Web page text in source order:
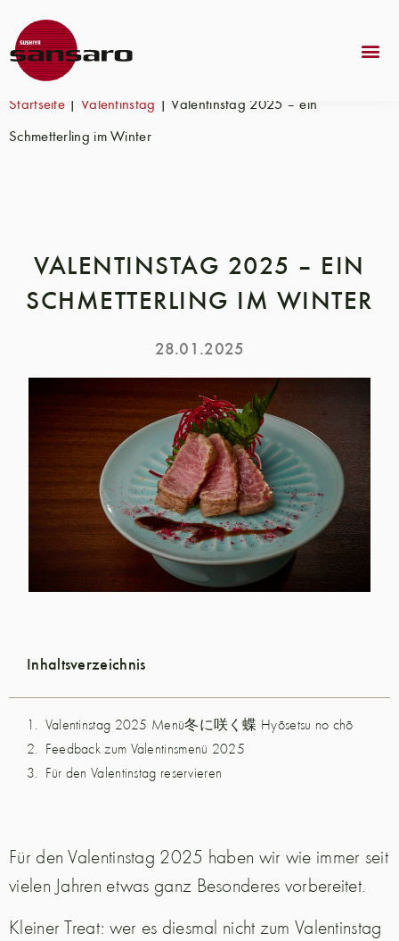
Startseite | Valentinstag | Valentinstag 2025 – ein
Schmetterling im Winter
VALENTINSTAG 2025 – EIN
SCHMETTERLING IM WINTER
28.01.2025
Inhaltsverzeichnis
Valentinstag 2025 Menü冬に咲く蝶 Hyōsetsu no chō
Feedback zum Valentinsmenü 2025
Für den Valentinstag reservieren
Für den Valentinstag 2025 haben wir wie immer seit
vielen Jahren etwas ganz Besonderes vorbereitet.
Kleiner Treat: wer es diesmal nicht zum Valentinstag